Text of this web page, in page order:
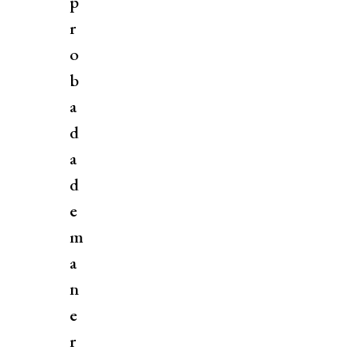
r
o
b
a
d
a
d
e
m
a
n
e
r